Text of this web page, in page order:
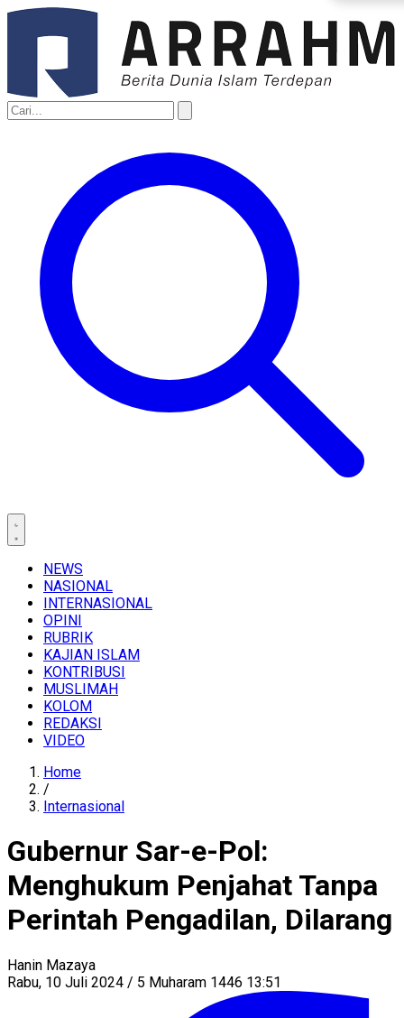
NEWS
NASIONAL
INTERNASIONAL
OPINI
RUBRIK
KAJIAN ISLAM
KONTRIBUSI
MUSLIMAH
KOLOM
REDAKSI
VIDEO
Home
/
Internasional
Gubernur Sar-e-Pol:
Menghukum Penjahat Tanpa
Perintah Pengadilan, Dilarang
Hanin Mazaya
Rabu, 10 Juli 2024 / 5 Muharam 1446 13:51